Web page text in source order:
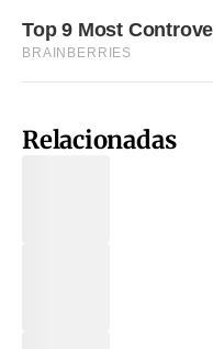
Relacionadas